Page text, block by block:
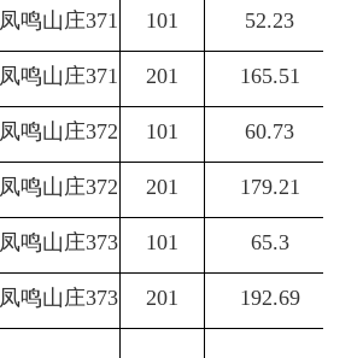
凤鸣山庄371 101 52.23
凤鸣山庄371 201 165.51
凤鸣山庄372 101 60.73
凤鸣山庄372 201 179.21
凤鸣山庄373 101 65.3
凤鸣山庄373 201 192.69